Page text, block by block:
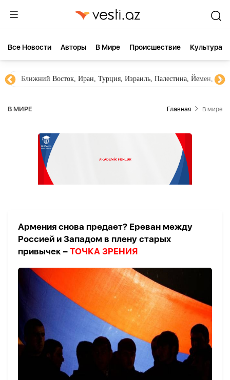
Все Новости Aвторы В Мире Происшествие Культура
Ближний Восток, Иран, Турция, Израиль, Палестина, Йемен,
В МИРЕ Главная В мире
Армения снова предает? Ереван между
Россией и Западом в плену старых
привычек – ТОЧКА ЗРЕНИЯ